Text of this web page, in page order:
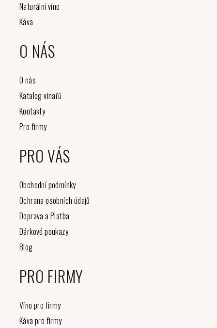
Naturální víno
Káva
O NÁS
O nás
Katalog vinařů
Kontakty
Pro firmy
PRO VÁS
Obchodní podmínky
Ochrana osobních údajů
Doprava a Platba
Dárkové poukazy
Blog
PRO FIRMY
Víno pro firmy
Káva pro firmy